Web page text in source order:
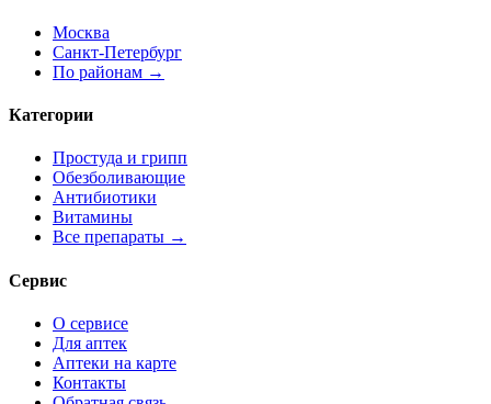
Москва
Санкт-Петербург
По районам →
Категории
Простуда и грипп
Обезболивающие
Антибиотики
Витамины
Все препараты →
Сервис
О сервисе
Для аптек
Аптеки на карте
Контакты